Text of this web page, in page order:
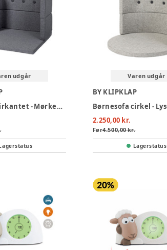
udgår
Børnesofa firkantet - Mørkegrå m. sortgrå knap
Varen udgår
BY KLIPKLAP
2.250,00 kr.
Før4.500,00 kr.
Lagerstatus